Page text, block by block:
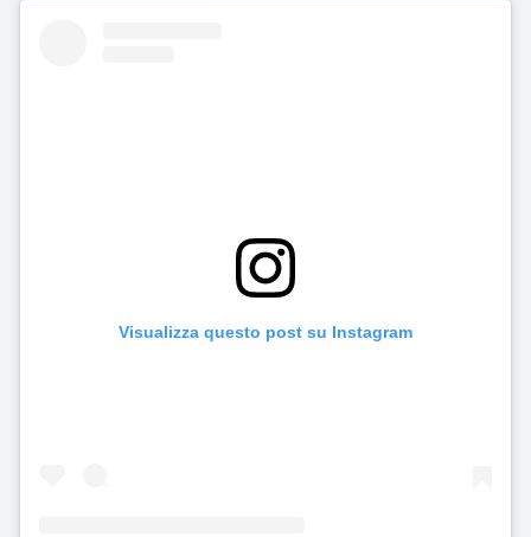
Visualizza questo post su Instagram